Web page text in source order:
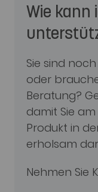
Wie kann
Sie sind
oder
Beratung?
damit Sie
Produkt in
erholsam
Nehmen Sie